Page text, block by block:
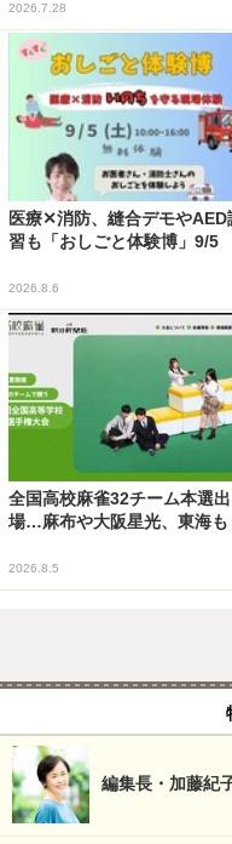
2026.7.28
医療✕消防、縫合デモやAED
習も「おしごと体験博」9/5
2026.8.6
全国高校麻雀32チーム本選出
場…麻布や大阪星光、東海も
2026.8.5
編集長・加藤紀